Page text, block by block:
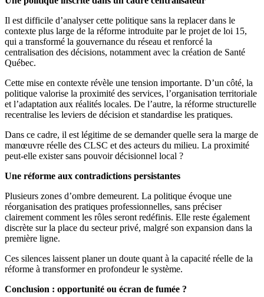
Il est difficile d’analyser cette politique sans la replacer dans le
contexte plus large de la réforme introduite par le projet de loi 15,
qui a transformé la gouvernance du réseau et renforcé la
centralisation des décisions, notamment avec la création de Santé
Québec.
Cette mise en contexte révèle une tension importante. D’un côté, la
politique valorise la proximité des services, l’organisation territoriale
et l’adaptation aux réalités locales. De l’autre, la réforme structurelle
recentralise les leviers de décision et standardise les pratiques.
Dans ce cadre, il est légitime de se demander quelle sera la marge de
manœuvre réelle des CLSC et des acteurs du milieu. La proximité
peut-elle exister sans pouvoir décisionnel local ?
Une réforme aux contradictions persistantes
Plusieurs zones d’ombre demeurent. La politique évoque une
réorganisation des pratiques professionnelles, sans préciser
clairement comment les rôles seront redéfinis. Elle reste également
discrète sur la place du secteur privé, malgré son expansion dans la
première ligne.
Ces silences laissent planer un doute quant à la capacité réelle de la
réforme à transformer en profondeur le système.
Conclusion : opportunité ou écran de fumée ?